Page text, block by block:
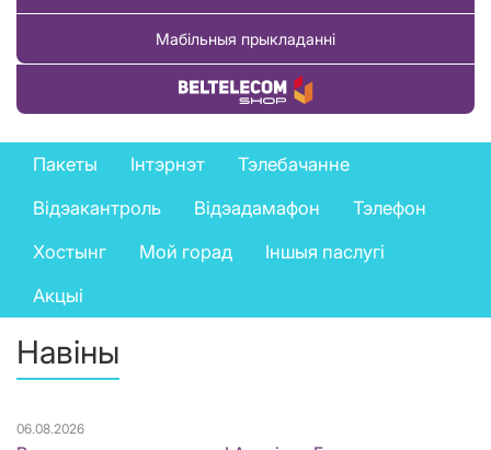
Мабільныя прыкладанні
Купіць тавар
Private
services
menu
Пакеты Інтэрнэт
Тэлебачанне
Відэакантроль
Відэадамафон
Тэлефон
Хостынг
Мой горад
Іншыя паслугі
Акцыі
Навіны
06.08.2026